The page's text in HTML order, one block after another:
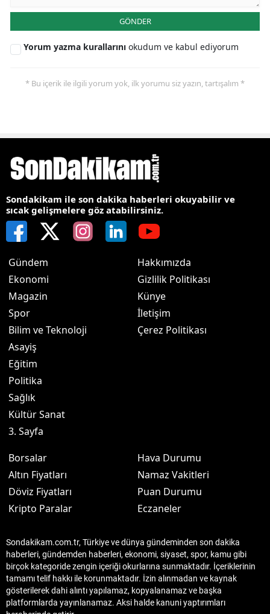
GÖNDER
Yorum yazma kurallarını okudum ve kabul ediyorum
* Bu içerik ile ilgili yorum yok, ilk yorumu siz yazın, tartışalım *
Sondakikam ile son dakika haberleri okuyabilir ve
sıcak gelişmelere göz atabilirsiniz.
Gündem
Ekonomi
Magazin
Spor
Bilim ve Teknoloji
Asayiş
Eğitim
Politika
Sağlık
Kültür Sanat
3. Sayfa
Hakkımızda
Gizlilik Politikası
Künye
İletişim
Çerez Politikası
Borsalar
Altın Fiyatları
Döviz Fiyatları
Kripto Paralar
Hava Durumu
Namaz Vakitleri
Puan Durumu
Eczaneler
Sondakikam.com.tr, Türkiye ve dünya gündeminden son dakika
haberleri, gündemden haberleri, ekonomi, siyaset, spor, kamu gibi
birçok kategoride zengin içeriği okurlarına sunmaktadır. İçeriklerinin
tamamı telif hakkı ile korunmaktadır. İzin alınmadan ve kaynak
gösterilerek dahi alıntı yapılamaz, kopyalanamaz ve başka
platformlarda yayınlanamaz. Aksi halde kanuni yaptırımları